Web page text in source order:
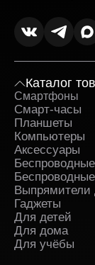
Каталог
Смартфоны
Смарт-часы
Планшеты
Компьютеры
Аксессуары
Выпрямители
Гаджеты
Для детей
Для дома
Для учёбы